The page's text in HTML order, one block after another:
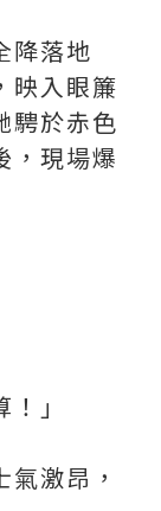
降落地
映入眼簾
騁於赤色
，現場爆
」
激昂，